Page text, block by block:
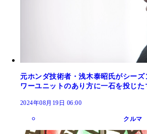
元ホンダ技術者・浅木泰昭氏がシー
ワーユニットのあり方に一石を投じ
2024年08月19日 06:00
クルマ